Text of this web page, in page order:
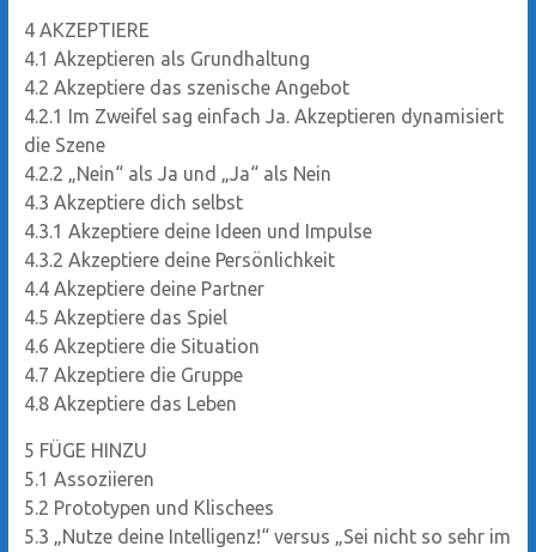
4 AKZEPTIERE
4.1 Akzeptieren als Grundhaltung
4.2 Akzeptiere das szenische Angebot
4.2.1 Im Zweifel sag einfach Ja. Akzeptieren dynamisiert
die Szene
4.2.2 „Nein“ als Ja und „Ja“ als Nein
4.3 Akzeptiere dich selbst
4.3.1 Akzeptiere deine Ideen und Impulse
4.3.2 Akzeptiere deine Persönlichkeit
4.4 Akzeptiere deine Partner
4.5 Akzeptiere das Spiel
4.6 Akzeptiere die Situation
4.7 Akzeptiere die Gruppe
4.8 Akzeptiere das Leben
5 FÜGE HINZU
5.1 Assoziieren
5.2 Prototypen und Klischees
5.3 „Nutze deine Intelligenz!“ versus „Sei nicht so sehr im